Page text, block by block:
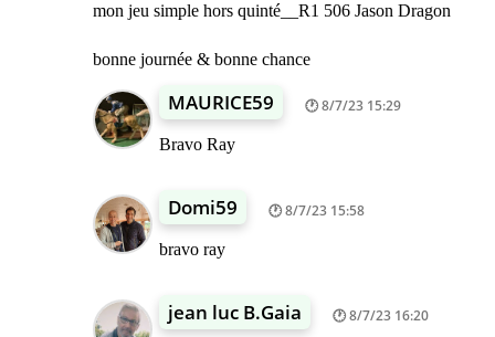
mon jeu simple hors quinté__R1 506 Jason Dragon
bonne journée & bonne chance
MAURICE59 8/7/23 15:29
Bravo Ray
Domi59 8/7/23 15:58
bravo ray
jean luc B.Gaia 8/7/23 16:20